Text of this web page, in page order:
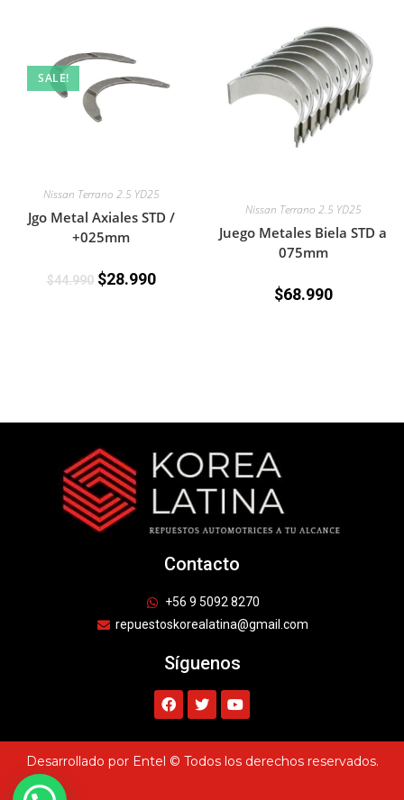
SALE!
Nissan Terrano 2.5 YD25
Jgo Metal Axiales STD /
+025mm
$44.990 $28.990
Nissan Terrano 2.5 YD25
Juego Metales Biela STD a
075mm
$68.990
Contacto
+56 9 5092 8270
repuestoskorealatina@gmail.com
Síguenos
Desarrollado por Entel © Todos los derechos reservados.